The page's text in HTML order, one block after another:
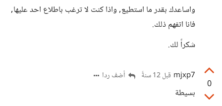
واساعدك بقدر ما استطيع, واذا كنت لا ترغب باطلاع احد عليها,
فانا اتفهم ذلك.
شكراً لك.
0
mjxp7 قبل 12 سنةً أضف ردا
بسيطة